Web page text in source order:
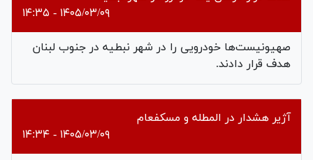
۱۴۰۵/۰۳/۰۹ - ۱۴:۳۵
صهیونیست‌ها خودرویی را در شهر نبطیه در جنوب لبنان
هدف قرار دادند.
آژیر هشدار در المطله و مسکفعام
۱۴۰۵/۰۳/۰۹ - ۱۴:۳۴